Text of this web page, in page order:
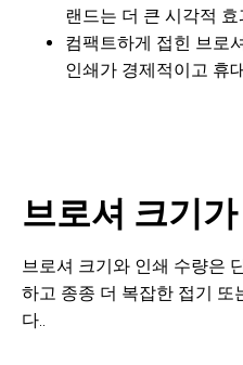
랜드는 더 큰 시각적
컴팩트하게 접힌 브로
인쇄가 경제적이고 휴
브로셔 크기
브로셔 크기와 인쇄 수량은
하고 종종 더 복잡한 접기 또
다..